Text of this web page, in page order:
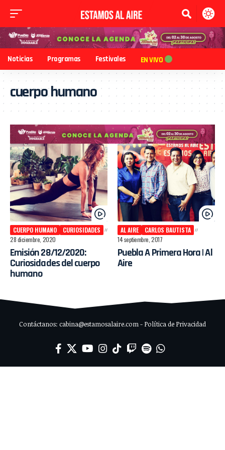
Noticias Programas Festivales EN VIVO
cuerpo humano
CUERPO HUMANO
CURIOSIDADES
28 diciembre, 2020
Emisión 28/12/2020:
Curiosidades del cuerpo
humano
AL AIRE
CARLOS BAUTISTA
14 septiembre, 2017
Puebla A Primera Hora | Al
Aire
Contáctanos: cabina@estamosalaire.com - Política de Privacidad